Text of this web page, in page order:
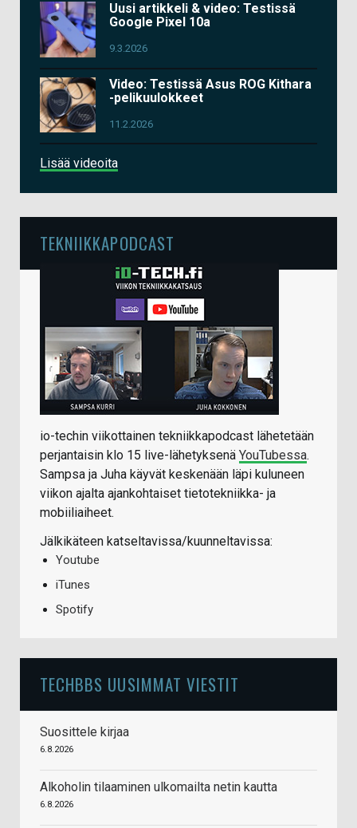
Uusi artikkeli & video: Testissä
Google Pixel 10a
9.3.2026
Video: Testissä Asus ROG Kithara
-pelikuulokkeet
11.2.2026
Lisää videoita
TEKNIIKKAPODCAST
io-techin viikottainen tekniikkapodcast lähetetään
perjantaisin klo 15 live-lähetyksenä YouTubessa.
Sampsa ja Juha käyvät keskenään läpi kuluneen
viikon ajalta ajankohtaiset tietotekniikka- ja
mobiiliaiheet.
Jälkikäteen katseltavissa/kuunneltavissa:
Youtube
iTunes
Spotify
TECHBBS UUSIMMAT VIESTIT
Suosittele kirjaa
6.8.2026
Alkoholin tilaaminen ulkomailta netin kautta
6.8.2026